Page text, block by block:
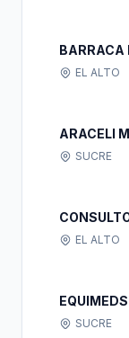
BARRACA
EL ALTO
ARACELI
SUCRE
EL ALTO
SUCRE